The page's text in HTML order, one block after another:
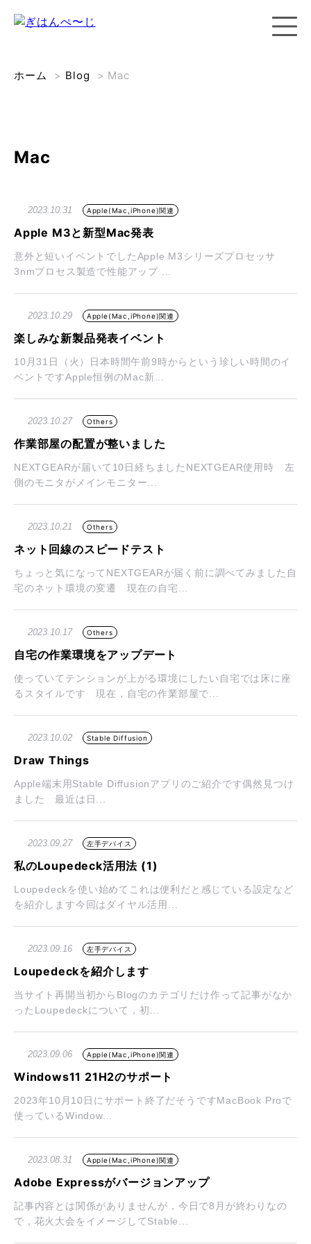
ホーム > Blog > Mac
Mac
2023.10.31 Apple(Mac,iPhone)関連
Apple M3と新型Mac発表
意外と短いイベントでしたApple M3シリーズプロセッサ
3nmプロセス製造で性能アップ ...
2023.10.29 Apple(Mac,iPhone)関連
楽しみな新製品発表イベント
10月31日（火）日本時間午前9時からという珍しい時間のイ
ベントですApple恒例のMac新...
2023.10.27 Others
作業部屋の配置が整いました
NEXTGEARが届いて10日経ちましたNEXTGEAR使用時 左
側のモニタがメインモニター...
2023.10.21 Others
ネット回線のスピードテスト
ちょっと気になってNEXTGEARが届く前に調べてみました自
宅のネット環境の変遷 現在の自宅...
2023.10.17 Others
自宅の作業環境をアップデート
使っていてテンションが上がる環境にしたい自宅では床に座
るスタイルです 現在，自宅の作業部屋で...
2023.10.02 Stable Diffusion
Draw Things
Apple端末用Stable Diffusionアプリのご紹介です偶然見つけ
ました 最近は日...
2023.09.27 左手デバイス
私のLoupedeck活用法 (1)
Loupedeckを使い始めてこれは便利だと感じている設定など
を紹介します今回はダイヤル活用...
2023.09.16 左手デバイス
Loupedeckを紹介します
当サイト再開当初からBlogのカテゴリだけ作って記事がなか
ったLoupedeckについて，初...
2023.09.06 Apple(Mac,iPhone)関連
Windows11 21H2のサポート
2023年10月10日にサポート終了だそうですMacBook Proで
使っているWindow...
2023.08.31 Apple(Mac,iPhone)関連
Adobe Expressがバージョンアップ
記事内容とは関係がありませんが，今日で8月が終わりなの
で，花火大会をイメージしてStable...